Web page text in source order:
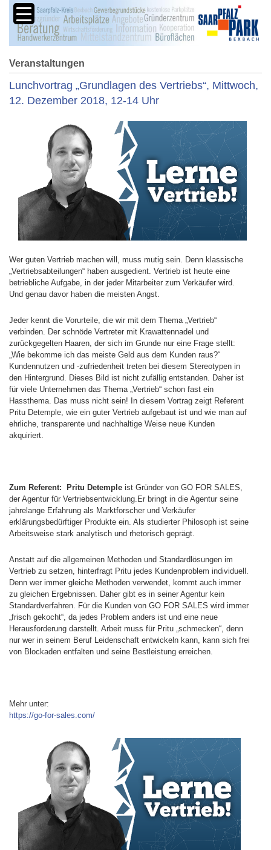
Veranstaltungen
Lunchvortrag „Grundlagen des Vertriebs“, Mittwoch,
12. Dezember 2018, 12-14 Uhr
Wer guten Vertrieb machen will, muss mutig sein. Denn klassische
„Vertriebsabteilungen“ haben ausgedient. Vertrieb ist heute eine
betriebliche Aufgabe, in der jeder Mitarbeiter zum Verkäufer wird.
Und genau davor haben die meisten Angst.
Jeder kennt die Vorurteile, die wir mit dem Thema „Vertrieb“
verbinden. Der schnöde Vertreter mit Krawattennadel und
zurückgegelten Haaren, der sich im Grunde nur eine Frage stellt:
„Wie bekomme ich das meiste Geld aus dem Kunden raus?“
Kundennutzen und -zufriedenheit treten bei diesem Stereotypen in
den Hintergrund. Dieses Bild ist nicht zufällig entstanden. Daher ist
für viele Unternehmen das Thema „Vertrieb“ schon fast ein
Hassthema. Das muss nicht sein! In diesem Vortrag zeigt Referent
Pritu Detemple, wie ein guter Vertrieb aufgebaut ist und wie man auf
ehrliche, transparente und nachhaltige Weise neue Kunden
akquiriert.
Zum Referent: Pritu Detemple ist Gründer von GO FOR SALES,
der Agentur für Vertriebsentwicklung.Er bringt in die Agentur seine
jahrelange Erfahrung als Marktforscher und Verkäufer
erklärungsbedürftiger Produkte ein. Als studierter Philosoph ist seine
Arbeitsweise stark analytisch und rhetorisch geprägt.
Anstatt auf die allgemeinen Methoden und Standardlösungen im
Vertrieb zu setzen, hinterfragt Pritu jedes Kundenproblem individuell.
Denn wer immer gleiche Methoden verwendet, kommt auch immer
zu gleichen Ergebnissen. Daher gibt es in seiner Agentur kein
Standardverfahren. Für die Kunden von GO FOR SALES wird immer
„frisch gekocht“, da jedes Problem anders ist und eine neue
Herausforderung darstellt. Arbeit muss für Pritu „schmecken“, denn
nur wer in seinem Beruf Leidenschaft entwickeln kann, kann sich frei
von Blockaden entfalten und seine Bestleistung erreichen.
Mehr unter:
https://go-for-sales.com/